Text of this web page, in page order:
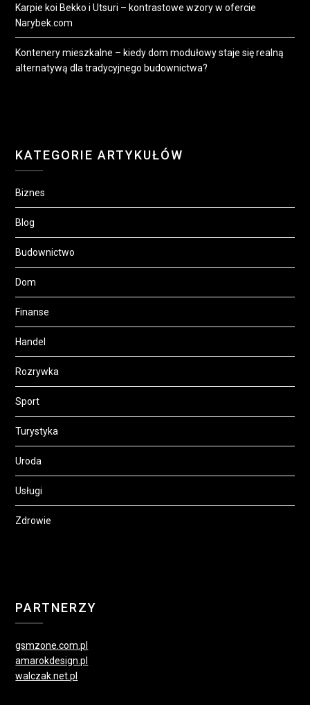
Karpie koi Bekko i Utsuri – kontrastowe wzory w ofercie
Narybek.com
Kontenery mieszkalne – kiedy dom modułowy staje się realną
alternatywą dla tradycyjnego budownictwa?
KATEGORIE ARTYKUŁÓW
Biznes
Blog
Budownictwo
Dom
Finanse
Handel
Rozrywka
Sport
Turystyka
Uroda
Usługi
Zdrowie
PARTNERZY
gsmzone.com.pl
amarokdesign.pl
walczak.net.pl